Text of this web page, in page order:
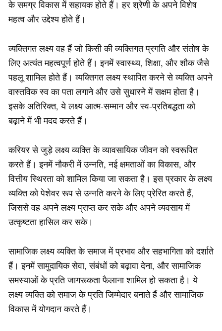
के समग्र विकास में सहायक होते हैं। हर श्रेणी के अपने विशेष
महत्व और उद्देश्य होते हैं।
व्यक्तिगत लक्ष्य वह हैं जो किसी की व्यक्तिगत प्रगति और संतोष के
लिए अत्यंत महत्वपूर्ण होते हैं। इनमें स्वास्थ्य, शिक्षा, और शौक जैसे
पहलू शामिल होते हैं। व्यक्तिगत लक्ष्य स्थापित करने से व्यक्ति अपने
वास्तविक स्व का पता लगाने और उसे सुधारने में सक्षम होता है।
इसके अतिरिक्त, ये लक्ष्य आत्म-सम्मान और स्व-प्रतिबद्धता को
बढ़ाने में भी मदद करते हैं।
करियर से जुड़े लक्ष्य व्यक्ति के व्यावसायिक जीवन को स्वरूपित
करते हैं। इनमें नौकरी में उन्नति, नई क्षमताओं का विकास, और
वित्तीय स्थिरता को शामिल किया जा सकता है। इस प्रकार के लक्ष्य
व्यक्ति को पेशेवर रूप से उन्नति करने के लिए प्रेरित करते हैं,
जिससे वह अपने लक्ष्य प्राप्त कर सके और अपने व्यवसाय में
उत्कृष्टता हासिल कर सके।
सामाजिक लक्ष्य व्यक्ति के समाज में प्रभाव और सहभागिता को दर्शाते
हैं। इनमें सामुदायिक सेवा, संबंधों को बढ़ावा देना, और सामाजिक
समस्याओं के प्रति जागरूकता फैलाना शामिल हो सकता है। ये
लक्ष्य व्यक्ति को समाज के प्रति जिम्मेदार बनाते हैं और सामाजिक
विकास में योगदान करते हैं।